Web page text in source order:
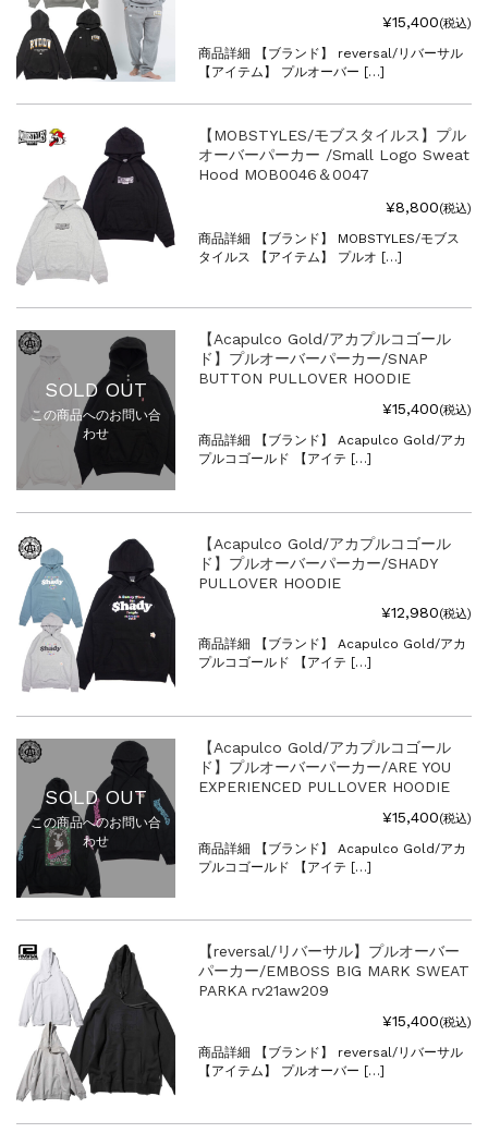
¥15,400(税込)
商品詳細 【ブランド】 reversal/リバーサル
【アイテム】 プルオーバー […]
【MOBSTYLES/モブスタイルス】プル
オーバーパーカー /Small Logo Sweat
Hood MOB0046＆0047
¥8,800(税込)
商品詳細 【ブランド】 MOBSTYLES/モブス
タイルス 【アイテム】 プルオ […]
SOLD OUT
この商品へのお問い合
わせ
【Acapulco Gold/アカプルコゴール
ド】プルオーバーパーカー/SNAP
BUTTON PULLOVER HOODIE
¥15,400(税込)
商品詳細 【ブランド】 Acapulco Gold/アカ
プルコゴールド 【アイテ […]
【Acapulco Gold/アカプルコゴール
ド】プルオーバーパーカー/SHADY
PULLOVER HOODIE
¥12,980(税込)
商品詳細 【ブランド】 Acapulco Gold/アカ
プルコゴールド 【アイテ […]
SOLD OUT
この商品へのお問い合
わせ
【Acapulco Gold/アカプルコゴール
ド】プルオーバーパーカー/ARE YOU
EXPERIENCED PULLOVER HOODIE
¥15,400(税込)
商品詳細 【ブランド】 Acapulco Gold/アカ
プルコゴールド 【アイテ […]
【reversal/リバーサル】プルオーバー
パーカー/EMBOSS BIG MARK SWEAT
PARKA rv21aw209
¥15,400(税込)
商品詳細 【ブランド】 reversal/リバーサル
【アイテム】 プルオーバー […]